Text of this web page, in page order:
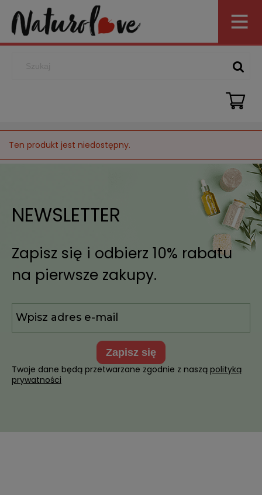
Ten produkt jest niedostępny.
NEWSLETTER
Zapisz się i odbierz 10% rabatu
na pierwsze zakupy.
zapisz się
Twoje dane będą przetwarzane zgodnie z naszą polityką
prywatności